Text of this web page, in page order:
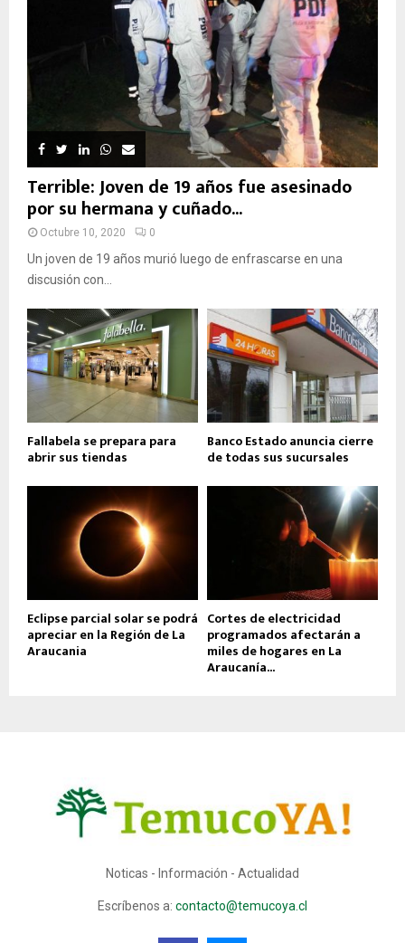
Terrible: Joven de 19 años fue asesinado
por su hermana y cuñado...
Octubre 10, 2020 0
Un joven de 19 años murió luego de enfrascarse en una
discusión con...
Fallabela se prepara para
abrir sus tiendas
Banco Estado anuncia cierre
de todas sus sucursales
Eclipse parcial solar se podrá
apreciar en la Región de La
Araucania
Cortes de electricidad
programados afectarán a
miles de hogares en La
Araucanía...
Noticas - Información - Actualidad
Escríbenos a: contacto@temucoya.cl